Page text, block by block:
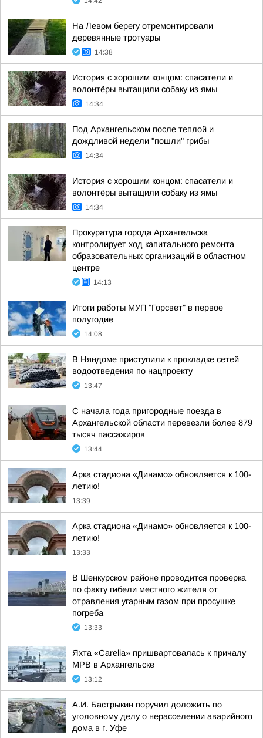
На Левом берегу отремонтировали
деревянные тротуары
14:38
История с хорошим концом: спасатели и
волонтёры вытащили собаку из ямы
14:34
Под Архангельском после теплой и
дождливой недели "пошли" грибы
14:34
История с хорошим концом: спасатели и
волонтёры вытащили собаку из ямы
14:34
Прокуратура города Архангельска
контролирует ход капитального ремонта
образовательных организаций в областном
центре
14:13
Итоги работы МУП "Горсвет" в первое
полугодие
14:08
В Няндоме приступили к прокладке сетей
водоотведения по нацпроекту
13:47
С начала года пригородные поезда в
Архангельской области перевезли более 879
тысяч пассажиров
13:44
Арка стадиона «Динамо» обновляется к 100-
летию!
13:39
Арка стадиона «Динамо» обновляется к 100-
летию!
13:33
В Шенкурском районе проводится проверка
по факту гибели местного жителя от
отравления угарным газом при просушке
погреба
13:33
Яхта «Carelia» пришвартовалась к причалу
МРВ в Архангельске
13:12
А.И. Бастрыкин поручил доложить по
уголовному делу о нерасселении аварийного
дома в г. Уфе